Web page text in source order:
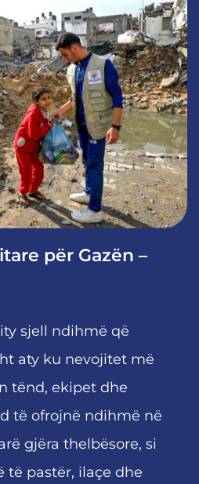
për Gazën –
sjell ndihmë që
aty ku nevojitet më
tënd, ekipet dhe
të ofrojnë ndihmë në
gjëra thelbësore, si
të pastër, ilaçe dhe